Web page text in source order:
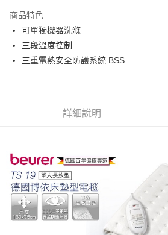
悠遊付
Google Pay
每筆NT$80，滿NT$990(含以上)免運費
【免運費】
免運費
商品特色
可單獨機器洗滌
三段溫度控制
三重電熱安全防護系統 BSS
詳細說明